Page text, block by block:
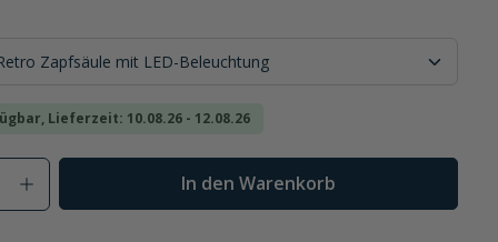
Lieferzeit: 10.08.26 - 12.08.26
Gib den gewünschten Wert ein
In den Warenkorb